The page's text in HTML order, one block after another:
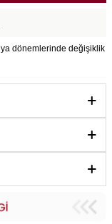
dönemlerinde değişiklik